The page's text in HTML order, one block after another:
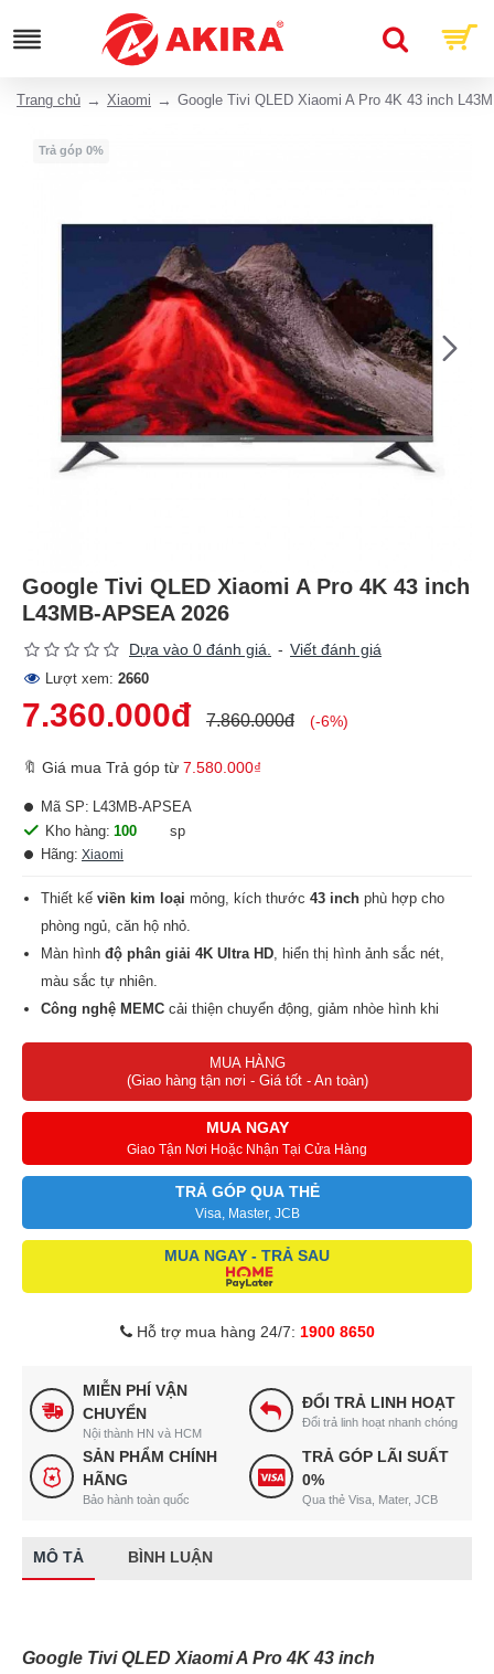
Trang chủ Xiaomi Google Tivi QLED Xiaomi A Pro 4K 43 inch
Trả góp 0%
Google Tivi QLED Xiaomi A Pro 4K 43 inch
L43MB-APSEA 2026
Dựa vào 0 đánh giá. - Viết đánh giá
Lượt xem: 2660
7.360.000đ 7.860.000đ (-6%)
🔖 Giá mua Trả góp từ 7.580.000₫
Kho hàng: 100
sp
Hãng: Xiaomi
Mã SP: L43MB-APSEA
Thiết kế viền kim loại mỏng, kích thước 43 inch phù hợp cho
phòng ngủ, căn hộ nhỏ.
Màn hình độ phân giải 4K Ultra HD, hiển thị hình ảnh sắc nét,
màu sắc tự nhiên.
Công nghệ MEMC cải thiện chuyển động, giảm nhòe hình khi
tăng độ tương phản, hiển thị rõ chi tiết vùng sáng – tối.
DTS Virtual:X và
, tái tạo không gian âm
Hệ điều hành Google TV tích hợpGoogle Assistant có tiếng
Việt, dễ dàng điều khiển bằng giọng nói.
MUA HÀNG
(Giao hàng tận nơi - Giá tốt - An toàn)
MUA NGAY
Giao Tận Nơi Hoặc Nhận Tại Cửa Hàng
TRẢ GÓP QUA THẺ
Visa, Master, JCB
MUA NGAY - TRẢ SAU
Hỗ trợ mua hàng 24/7: 1900 8650
MIỄN PHÍ VẬN
CHUYỂN
Nội thành HN và HCM
ĐỔI TRẢ LINH HOẠT
Đổi trả linh hoạt nhanh chóng
SẢN PHẨM CHÍNH
HÃNG
Bảo hành toàn quốc
TRẢ GÓP LÃI SUẤT
0%
Qua thẻ Visa, Mater, JCB
MÔ TẢ BÌNH LUẬN
Google Tivi QLED Xiaomi A Pro 4K 43 inch